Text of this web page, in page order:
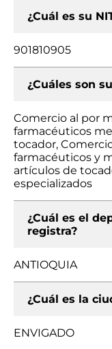
¿Cuál es su
901810905
¿Cuáles son
Comercio al por
farmacéuticos
tocador,
farmacéuticos y
artículos de
especializados
¿Cuál es el
registra?
ANTIOQUIA
¿Cuál es la
ENVIGADO